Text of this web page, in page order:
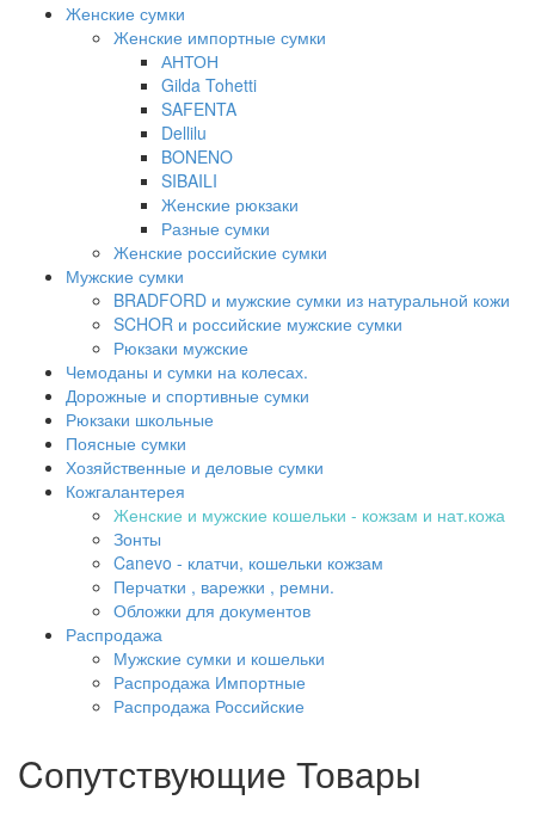
Женские сумки
Женские импортные сумки
АНТОН
Gilda Tohetti
SAFENTA
Dellilu
BONENO
SIBAILI
Женские рюкзаки
Разные сумки
Женские российские сумки
Мужские сумки
BRADFORD и мужские сумки из натуральной кожи
SCHOR и российские мужские сумки
Рюкзаки мужские
Чемоданы и сумки на колесах.
Дорожные и спортивные сумки
Рюкзаки школьные
Поясные сумки
Хозяйственные и деловые сумки
Кожгалантерея
Женские и мужские кошельки - кожзам и нат.кожа
Зонты
Canevo - клатчи, кошельки кожзам
Перчатки , варежки , ремни.
Обложки для документов
Распродажа
Мужские сумки и кошельки
Распродажа Импортные
Распродажа Российские
Cопутствующие Товары